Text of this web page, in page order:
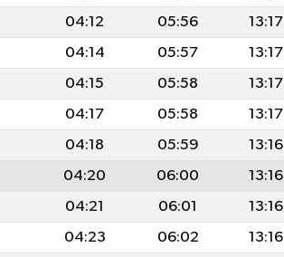
04:12 05:56 13:17
04:14 05:57 13:17
04:15 05:58 13:17
04:17 05:58 13:17
04:18 05:59 13:16
04:20 06:00 13:16
04:21 06:01 13:16
04:23 06:02 13:16